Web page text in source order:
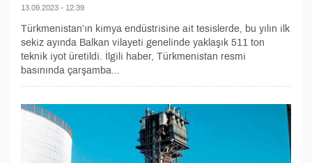
13.09.2023 - 12:39
Türkmenistan’ın kimya endüstrisine ait tesislerde, bu yılın ilk
sekiz ayında Balkan vilayeti genelinde yaklaşık 511 ton
teknik iyot üretildi. İlgili haber, Türkmenistan resmi
basınında çarşamba...